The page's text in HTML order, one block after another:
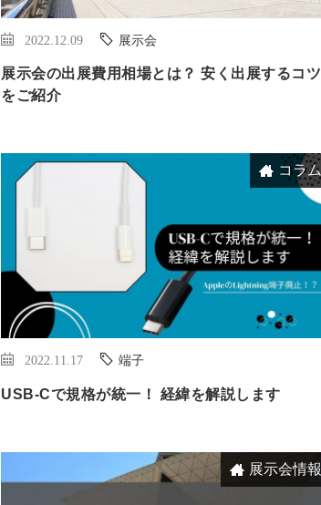
2022.12.09 展示会
展示会の出展費用相場とは？ 安く出展するコツ
をご紹介
コラム
2022.11.17 端子
USB-Cで規格が統一！ 経緯を解説します
展示会情報